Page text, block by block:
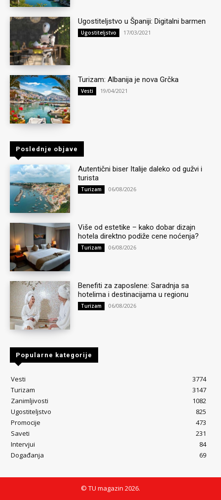
Ugostiteljstvo u Španiji: Digitalni barmen
Ugostiteljstvo 17/03/2021
Turizam: Albanija je nova Grčka
Vesti 19/04/2021
Poslednje objave
Autentični biser Italije daleko od gužvi i
turista
Turizam 06/08/2026
Više od estetike – kako dobar dizajn
hotela direktno podiže cene noćenja?
Turizam 06/08/2026
Benefiti za zaposlene: Saradnja sa
hotelima i destinacijama u regionu
Turizam 06/08/2026
Popularne kategorije
Vesti
3774
Turizam
3147
Zanimljivosti
1082
Ugostiteljstvo
825
Promocije
473
Saveti
231
Intervjui
84
Događanja
69
© TU magazin 2026.